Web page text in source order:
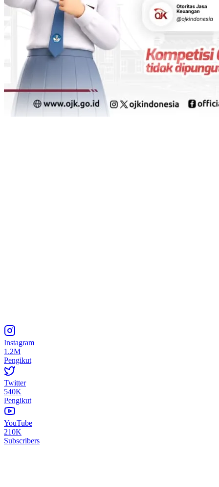
Instagram
1.2M
Pengikut
Twitter
540K
Pengikut
YouTube
210K
Subscribers